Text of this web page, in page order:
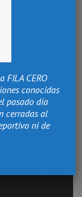
FILA CERO
conocidas
pasado día
cerradas al
ni de